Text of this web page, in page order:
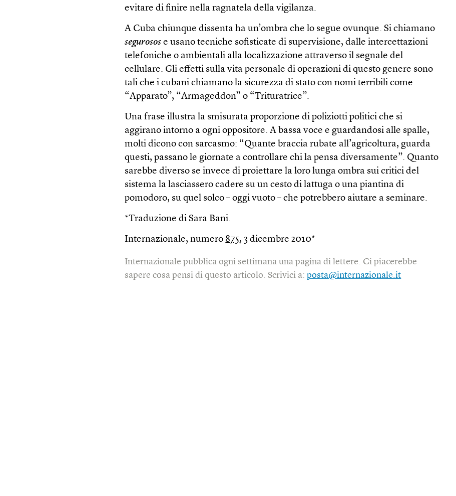
evitare di finire nella ragnatela della vigilanza.
A Cuba chiunque dissenta ha un’ombra che lo segue ovunque. Si chiamano
segurosos e usano tecniche sofisticate di supervisione, dalle intercettazioni
telefoniche o ambientali alla localizzazione attraverso il segnale del
cellulare. Gli effetti sulla vita personale di operazioni di questo genere sono
tali che i cubani chiamano la sicurezza di stato con nomi terribili come
“Apparato”, “Armageddon” o “Trituratrice”.
Una frase illustra la smisurata proporzione di poliziotti politici che si
aggirano intorno a ogni oppositore. A bassa voce e guardandosi alle spalle,
molti dicono con sarcasmo: “Quante braccia rubate all’agricoltura, guarda
questi, passano le giornate a controllare chi la pensa diversamente”. Quanto
sarebbe diverso se invece di proiettare la loro lunga ombra sui critici del
sistema la lasciassero cadere su un cesto di lattuga o una piantina di
pomodoro, su quel solco – oggi vuoto – che potrebbero aiutare a seminare.
*Traduzione di Sara Bani.
Internazionale, numero 875, 3 dicembre 2010*
Internazionale pubblica ogni settimana una pagina di lettere. Ci piacerebbe
sapere cosa pensi di questo articolo. Scrivici a:posta@internazionale.it